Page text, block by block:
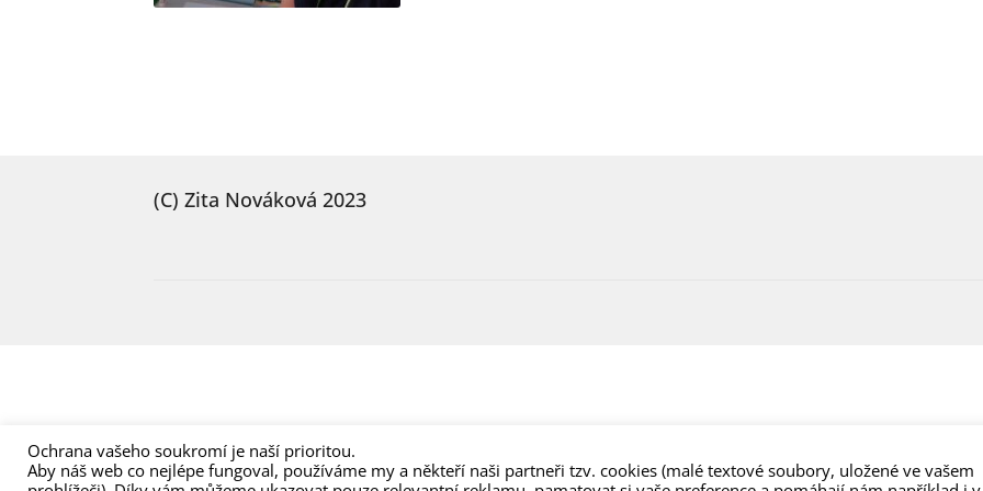
(C) Zita Nováková 2023
Ochrana vašeho soukromí je naší prioritou.
Aby náš web co nejlépe fungoval, používáme my a někteří naši partneři tzv. cookies (malé textové soubory, uložené ve vašem